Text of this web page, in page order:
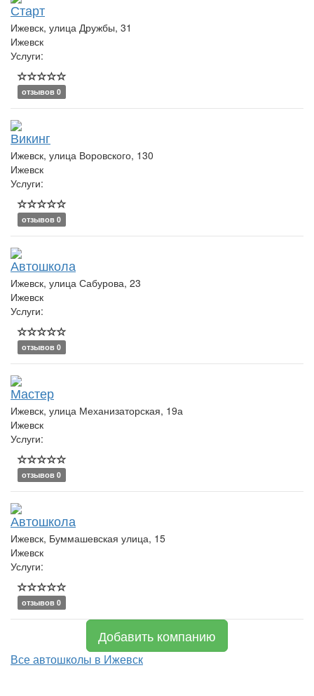
Старт
Ижевск, улица Дружбы, 31
Ижевск
Услуги:
отзывов 0
Викинг
Ижевск, улица Воровского, 130
Ижевск
Услуги:
отзывов 0
Автошкола
Ижевск, улица Сабурова, 23
Ижевск
Услуги:
отзывов 0
Мастер
Ижевск, улица Механизаторская, 19а
Ижевск
Услуги:
отзывов 0
Автошкола
Ижевск, Буммашевская улица, 15
Ижевск
Услуги:
отзывов 0
Добавить компанию
Все автошколы в Ижевск